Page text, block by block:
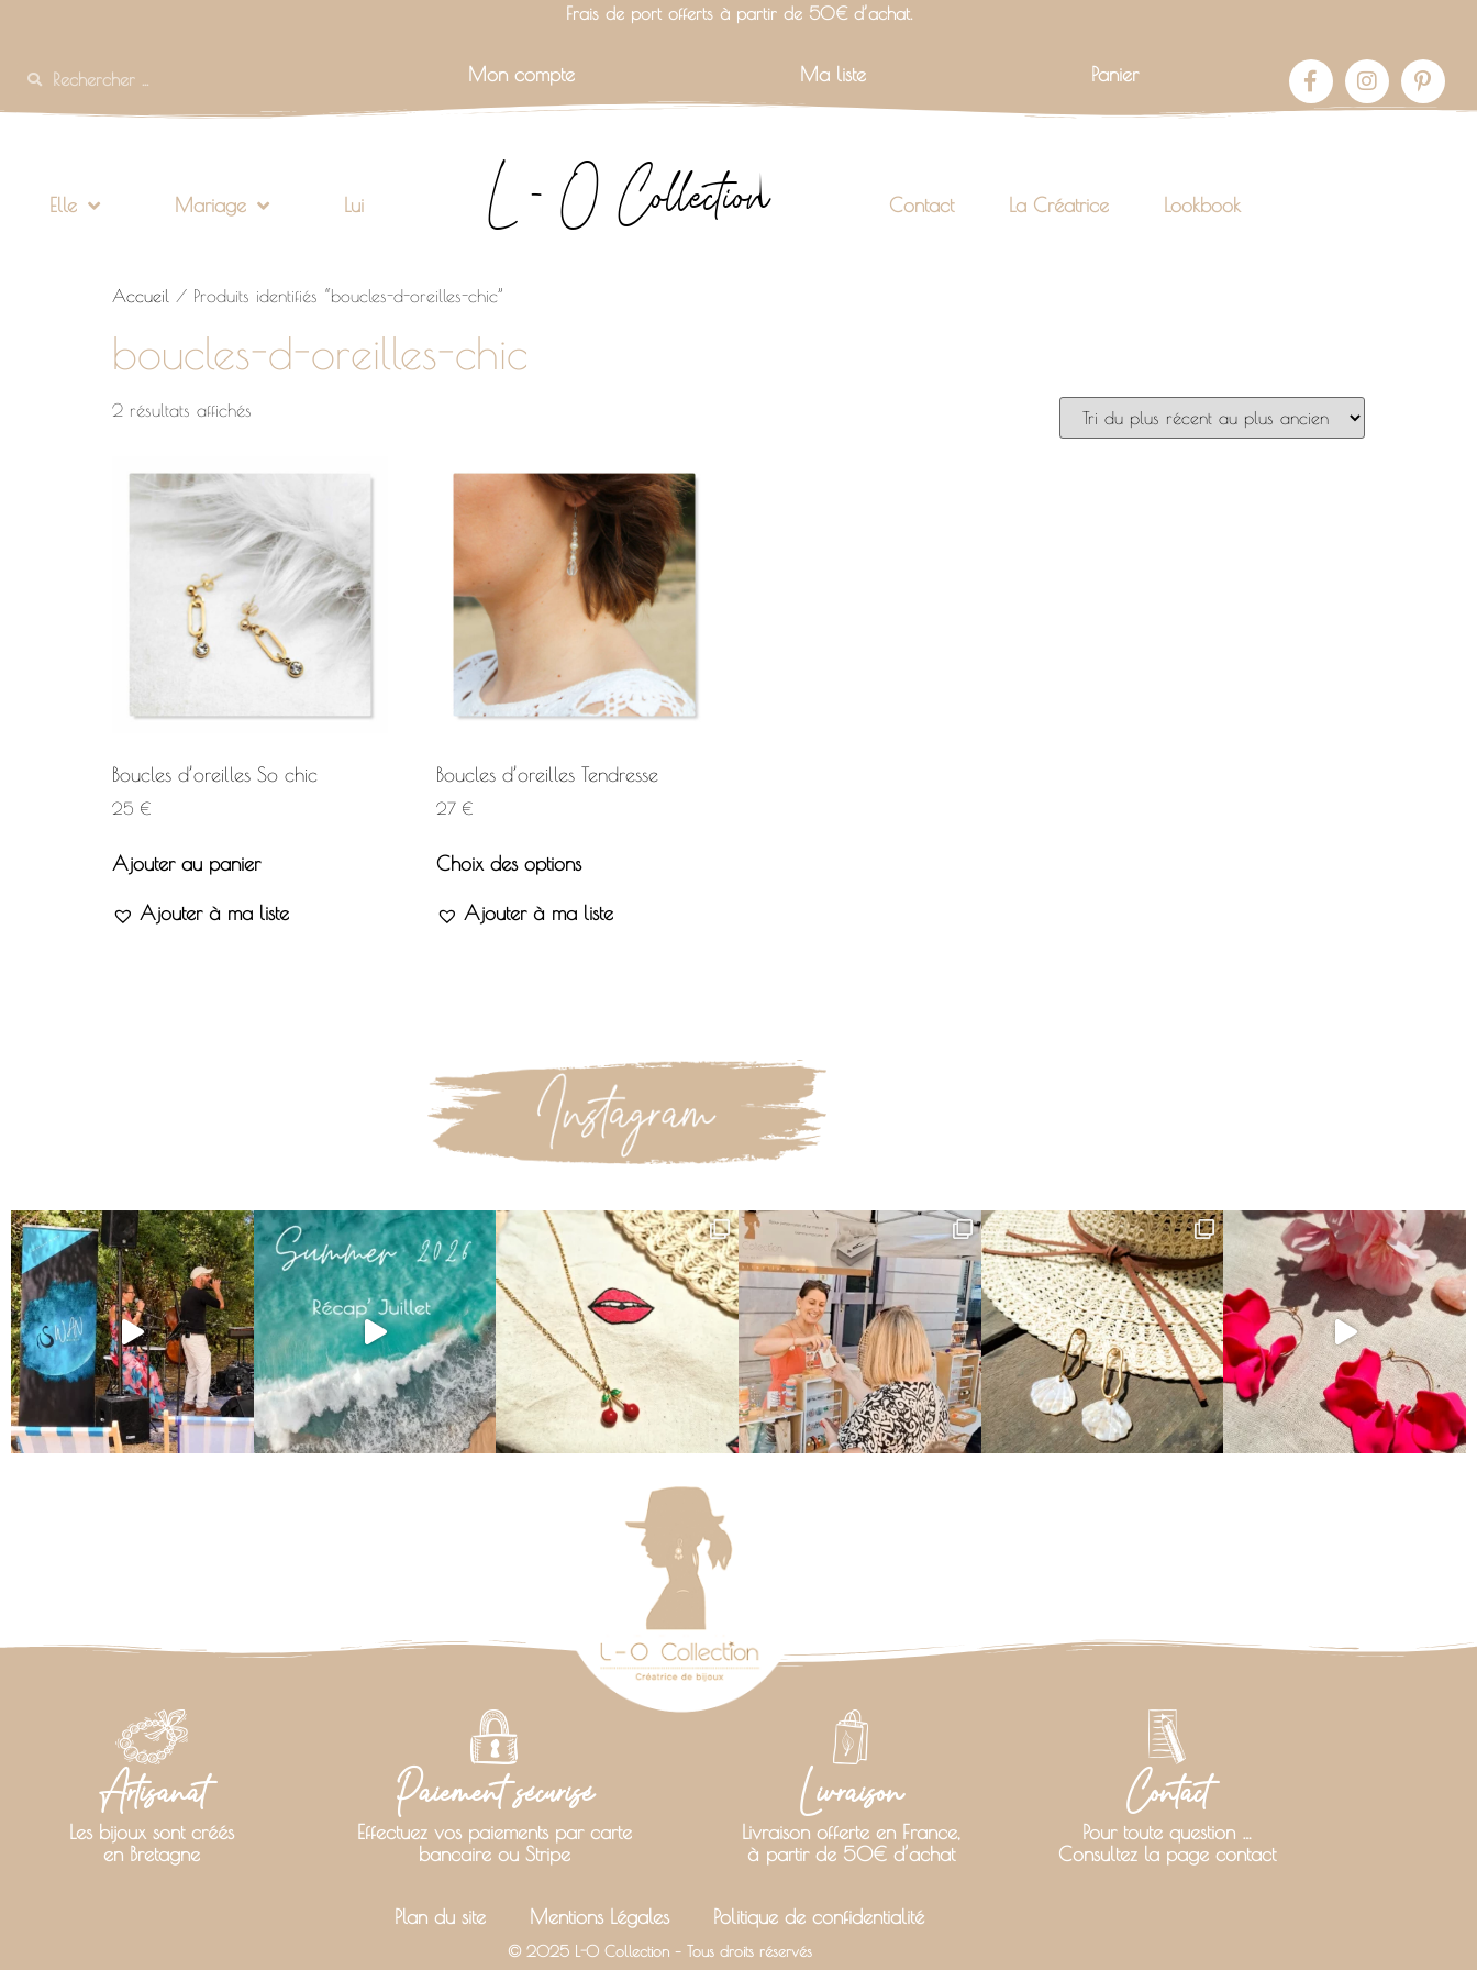
Frais de port offerts à partir de 50€ d’achat.
Mon compte Ma liste Panier
Elle Mariage Lui L - O Collection Contact La Créatrice Lookbook
Accueil / Produits identifiés “boucles-d-oreilles-chic”
boucles-d-oreilles-chic
2 résultats affichés
Boucles d’oreilles So chic
25 €
Ajouter au panier
Ajouter à ma liste
Boucles d’oreilles Tendresse
27 €
Choix des options
Ajouter à ma liste
Artisanat
Les bijoux sont créés
en Bretagne
Paiement sécurisé
Effectuez vos paiements par carte
bancaire ou Stripe
Livraison
Livraison offerte en France,
à partir de 50€ d’achat
Contact
Pour toute question …
Consultez la page contact
Plan du site Mentions Légales Politique de confidentialité
© 2025 L-O Collection – Tous droits réservés